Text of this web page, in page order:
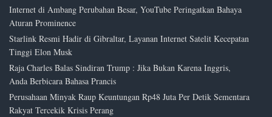
Internet di Ambang Perubahan Besar, YouTube Peringatkan Bahaya
Aturan Prominence
Starlink Resmi Hadir di Gibraltar, Layanan Internet Satelit Kecepatan
Tinggi Elon Musk
Raja Charles Balas Sindiran Trump : Jika Bukan Karena Inggris,
Anda Berbicara Bahasa Prancis
Perusahaan Minyak Raup Keuntungan Rp48 Juta Per Detik Sementara
Rakyat Tercekik Krisis Perang